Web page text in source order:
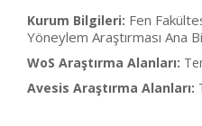
Kurum Bilgileri: Fen
Yöneylem Araştırması Ana
WoS Araştırma Alanları:
Avesis Araştırma Alanları: